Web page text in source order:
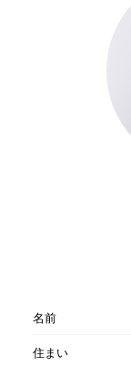
名前
住まい